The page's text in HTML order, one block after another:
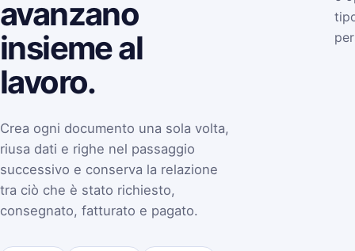
avanzano
insieme al
lavoro.
Crea ogni documento una sola volta,
riusa dati e righe nel passaggio
successivo e conserva la relazione
tra ciò che è stato richiesto,
consegnato, fatturato e pagato.